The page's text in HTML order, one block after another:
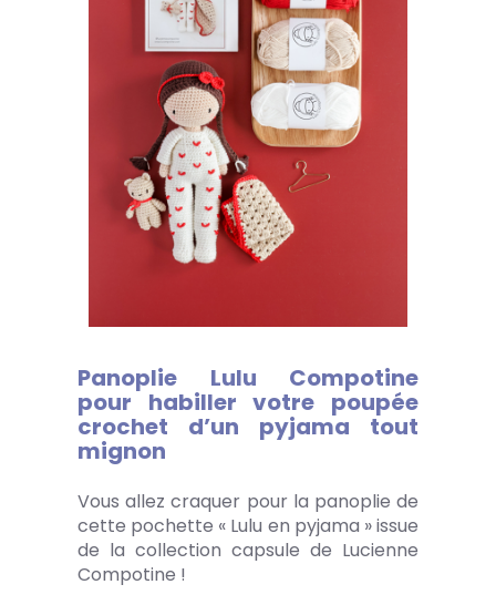
Panoplie Lulu Compotine
pour habiller votre poupée
crochet d’un pyjama tout
mignon
Vous allez craquer pour la panoplie de
cette pochette « Lulu en pyjama » issue
de la collection capsule de Lucienne
Compotine !